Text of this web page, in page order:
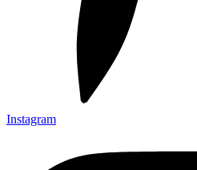
Instagram